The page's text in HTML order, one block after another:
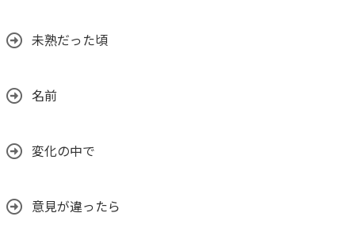
未熟だった頃
名前
変化の中で
意見が違ったら